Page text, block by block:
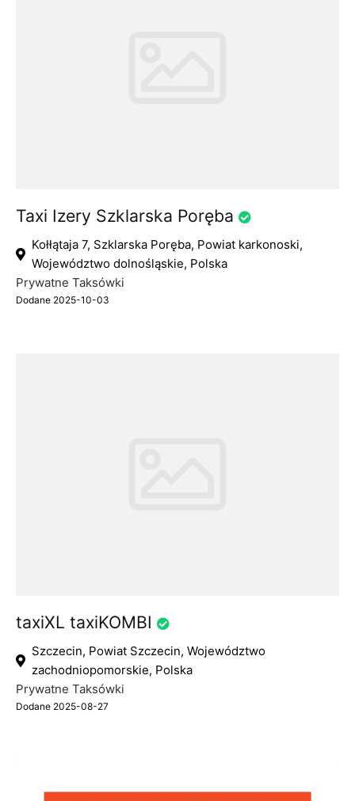
Taxi Izery Szklarska Poręba
Kołłątaja 7, Szklarska Poręba, Powiat karkonoski,
Województwo dolnośląskie, Polska
Prywatne Taksówki
Dodane 2025-10-03
taxiXL taxiKOMBI
Szczecin, Powiat Szczecin, Województwo
zachodniopomorskie, Polska
Prywatne Taksówki
Dodane 2025-08-27